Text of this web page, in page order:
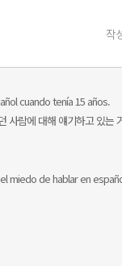
작
cuando tenía 15 años.
사람에 대해 얘기하고 있는
miedo de hablar en